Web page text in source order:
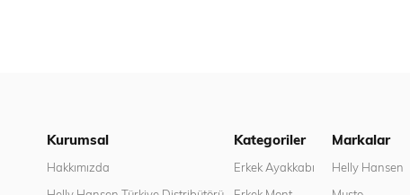
Kurumsal
Hakkımızda
Kategoriler
Erkek Ayakkabı
Markalar
Helly Hansen